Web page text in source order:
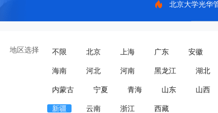
北京大学光华
地区选择 不限 北京 上海 广东 安徽
海南 河北 河南 黑龙江 湖北
内蒙古 宁夏 青海 山东 山西
新疆 云南 浙江 西藏